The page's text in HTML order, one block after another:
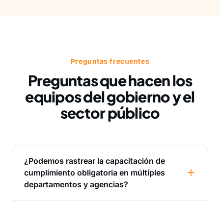
Preguntas frecuentes
Preguntas que hacen los
equipos del gobierno y el
sector público
¿Podemos rastrear la capacitación de
cumplimiento obligatoria en múltiples
departamentos y agencias?